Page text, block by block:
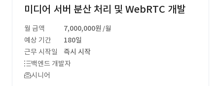
미디어 서버 분산 처리 및 WebRTC 개발
월 금액 7,000,000원 /월
예상 기간
180일
근무 시작일
즉시 시작
백엔드 개발자
시니어